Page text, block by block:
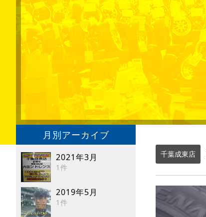
月別アーカイブ
2021年3月
1件
2019年5月
1件
千葉成東店